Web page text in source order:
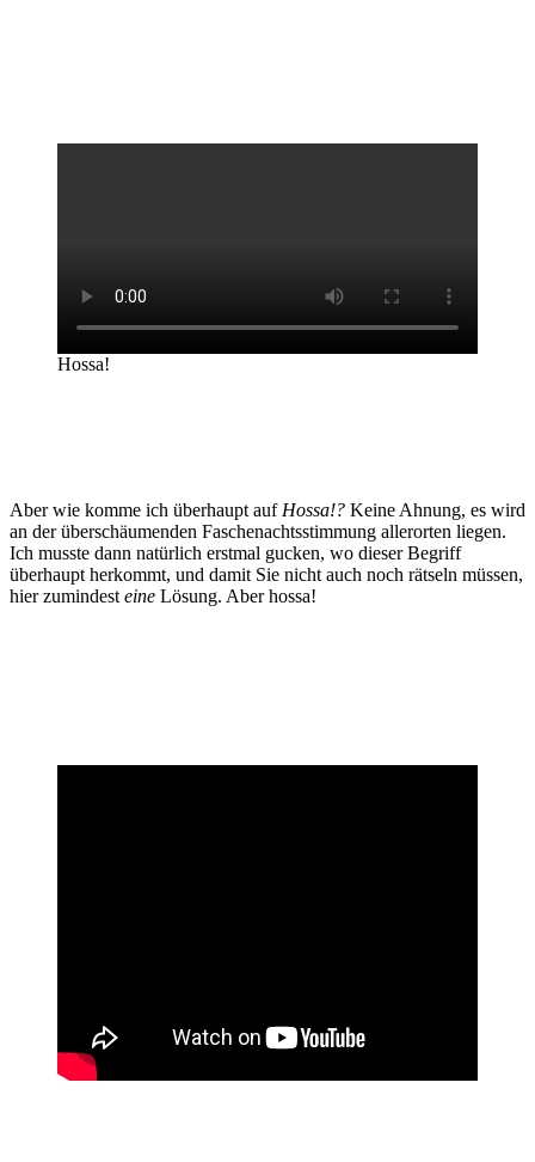
Hossa!
Aber wie komme ich überhaupt auf Hossa!? Keine Ahnung, es wird
an der überschäumenden Faschenachtsstimmung allerorten liegen.
Ich musste dann natürlich erstmal gucken, wo dieser Begriff
überhaupt herkommt, und damit Sie nicht auch noch rätseln müssen,
hier zumindest eine Lösung. Aber hossa!